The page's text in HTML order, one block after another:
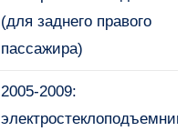
(для заднего правого
пассажира)
2005-2009: